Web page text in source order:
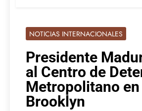
NOTICIAS INTERNACIONALES
Presidente
al Centro de
Metropolitano en
Brooklyn